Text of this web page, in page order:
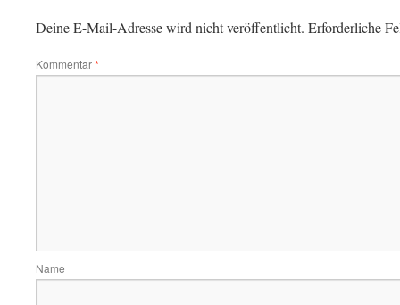
Deine E-Mail-Adresse wird nicht veröffentlicht. Erforderliche
Kommentar*
Name